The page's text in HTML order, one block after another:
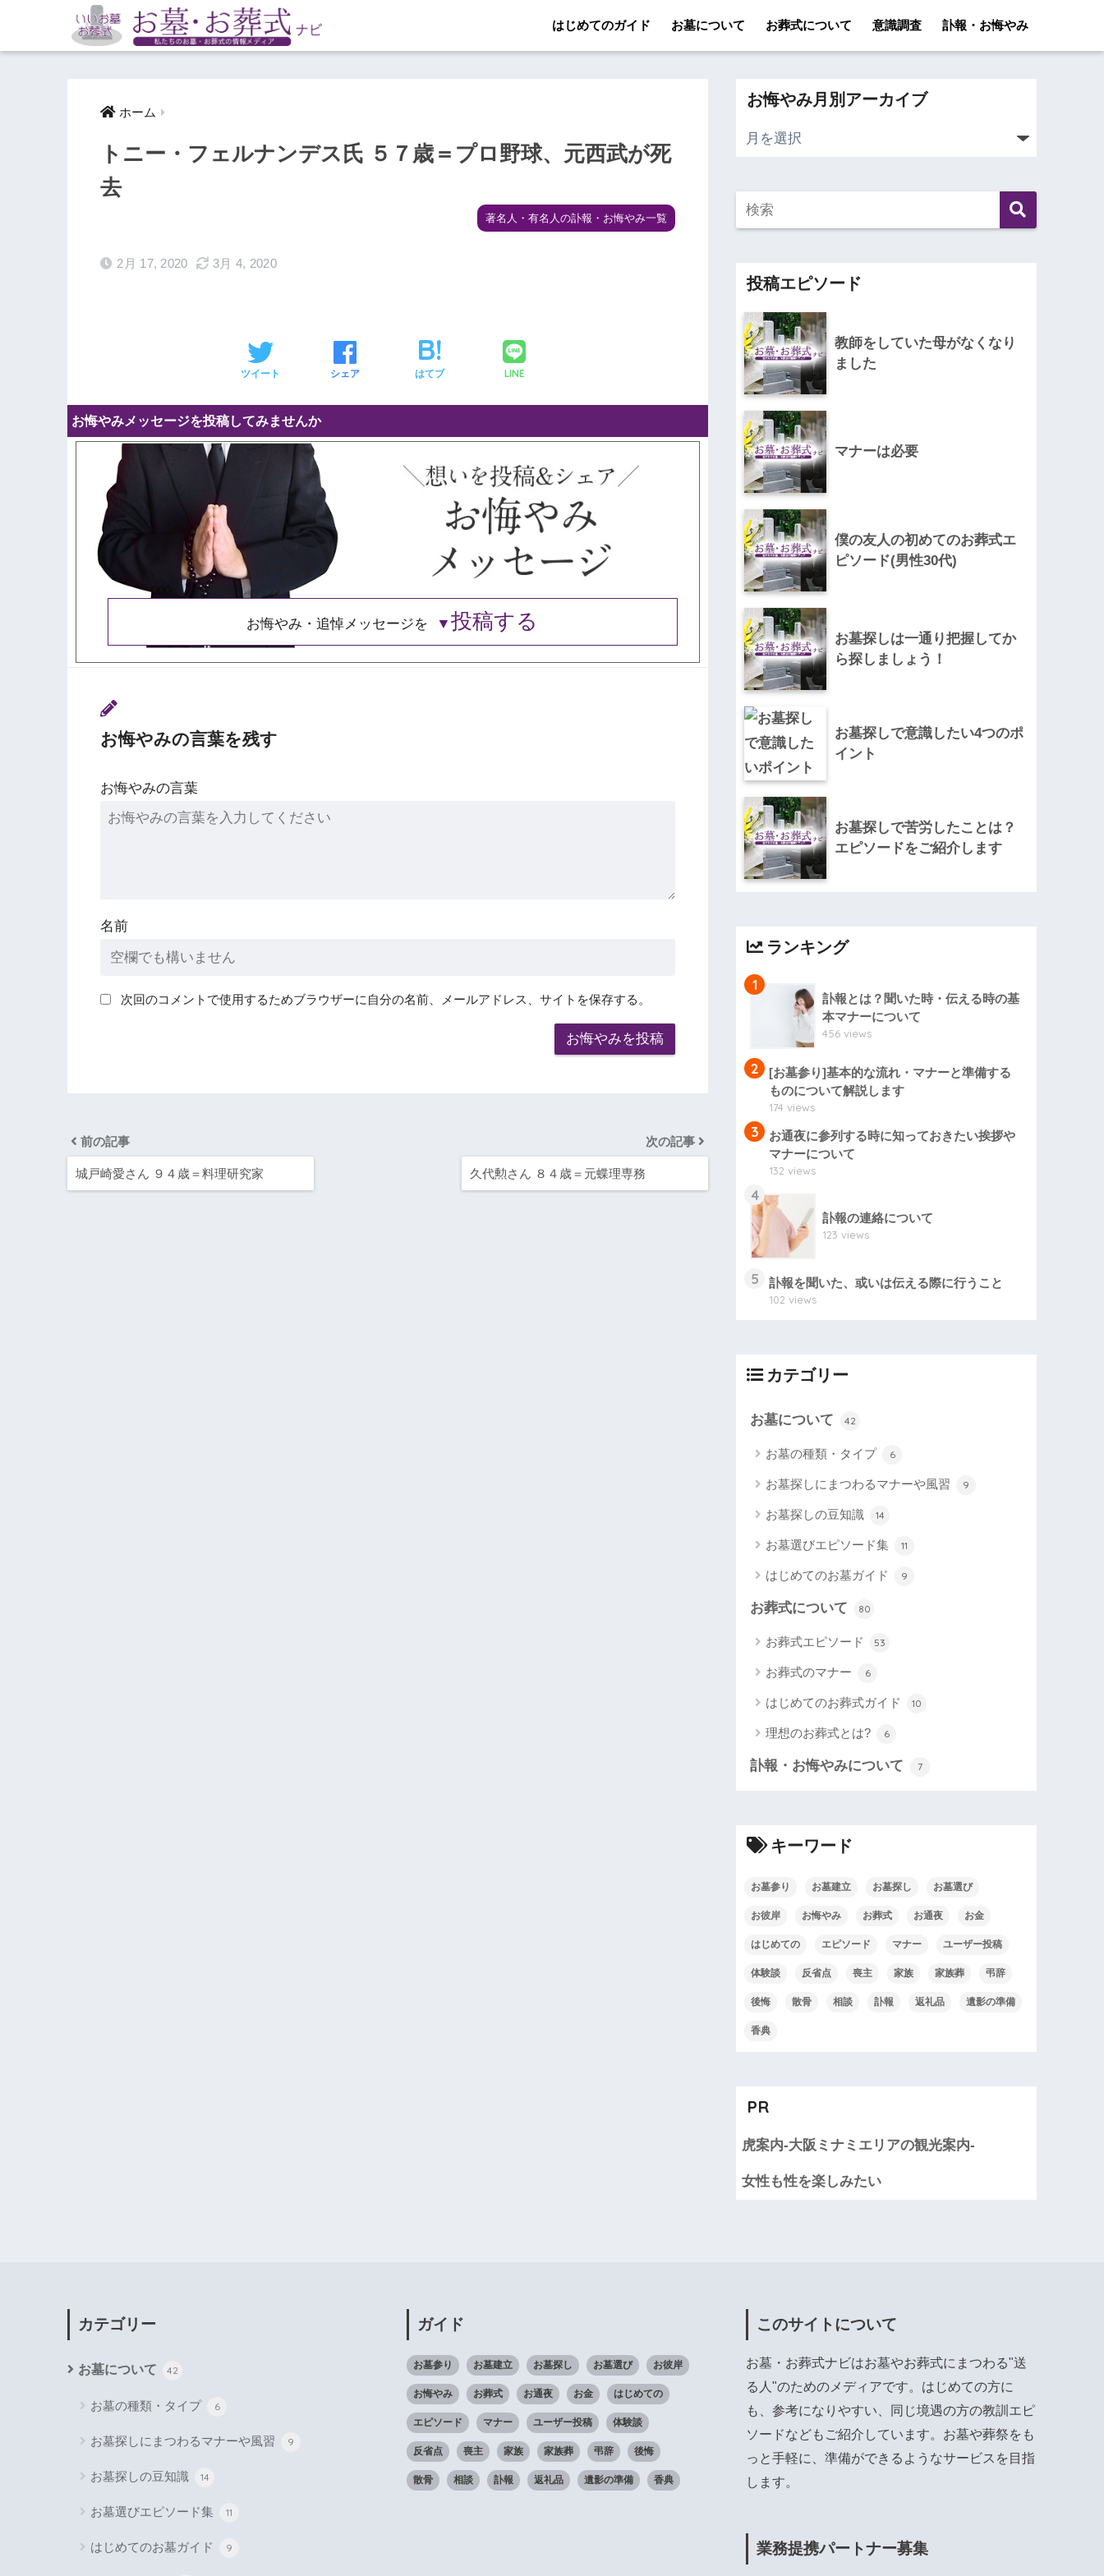
はじめてのガイド お墓について お葬式について 意識調査 訃報・お悔やみ
ホーム
トニー・フェルナンデス氏 ５７歳＝プロ野球、元西武が死
去
著名人・有名人の訃報・お悔やみ一覧
2月 17, 2020 3月 4, 2020
ツイート シェア はてブ LINE
お悔やみメッセージを投稿してみませんか
お悔やみ・追悼メッセージを 投稿する
お悔やみの言葉を残す
お悔やみの言葉
名前
次回のコメントで使用するためブラウザーに自分の名前、メールアドレス、サイトを保存する。
前の記事
城戸崎愛さん ９４歳＝料理研究家
次の記事
久代勲さん ８４歳＝元蝶理専務
お悔やみ月別アーカイブ
投稿エピソード
教師をしていた母がなくなり
ました
マナーは必要
僕の友人の初めてのお葬式エ
ピソード(男性30代)
お墓探しは一通り把握してか
ら探しましょう！
お墓探しで意識したい4つのポ
イント
お墓探しで苦労したことは？
エピソードをご紹介します
ランキング
1
訃報とは？聞いた時・伝える時の基
本マナーについて
456 views
2
[お墓参り]基本的な流れ・マナーと準備する
ものについて解説します
174 views
3
お通夜に参列する時に知っておきたい挨拶や
マナーについて
132 views
4
訃報の連絡について
123 views
5 訃報を聞いた、或いは伝える際に行うこと
102 views
カテゴリー
お墓について 42
お墓の種類・タイプ 6
お墓探しにまつわるマナーや風習 9
お墓探しの豆知識 14
お墓選びエピソード集 11
はじめてのお墓ガイド 9
お葬式について 80
お葬式エピソード 53
お葬式のマナー 6
はじめてのお葬式ガイド 10
理想のお葬式とは? 6
訃報・お悔やみについて 7
キーワード
お墓参り お墓建立 お墓探し お墓選び
お彼岸 お悔やみ お葬式 お通夜 お金
はじめての エピソード マナー ユーザー投稿
体験談 反省点 喪主 家族 家族葬 弔辞
後悔 散骨 相談 訃報 返礼品 遺影の準備
香典
PR
虎案内-大阪ミナミエリアの観光案内-
女性も性を楽しみたい
カテゴリー
お墓について 42
お墓の種類・タイプ 6
お墓探しにまつわるマナーや風習 9
お墓探しの豆知識 14
お墓選びエピソード集 11
はじめてのお墓ガイド 9
ガイド
お墓参り お墓建立 お墓探し お墓選び お彼岸
お悔やみ お葬式 お通夜 お金 はじめての
エピソード マナー ユーザー投稿 体験談
反省点 喪主 家族 家族葬 弔辞 後悔
散骨 相談 訃報 返礼品 遺影の準備 香典
このサイトについて
お墓・お葬式ナビはお墓やお葬式にまつわる"送
る人"のためのメディアです。はじめての方に
も、参考になりやすい、同じ境遇の方の教訓エピ
ソードなどもご紹介しています。お墓や葬祭をも
っと手軽に、準備ができるようなサービスを目指
します。
業務提携パートナー募集